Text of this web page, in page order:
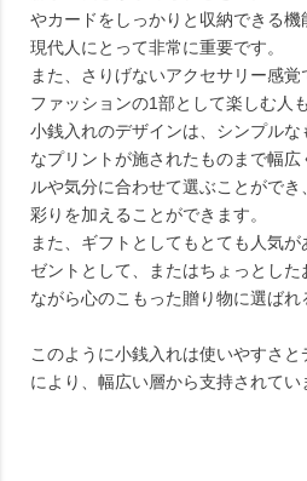
やカードをしっかりと収納できる
現代人にとって非常に重要です。
また、さりげないアクセサリー感覚
ファッションの1部として楽しむ人
小銭入れのデザインは、シンプル
なプリントが施されたものまで幅
ルや気分に合わせて選ぶことがで
彩りを加えることができます。
また、ギフトとしてもとても人気
ゼントとして、またはちょっとし
ながら心のこもった贈り物に選ばれ
このように小銭入れは使いやすさ
により、幅広い層から支持されてい